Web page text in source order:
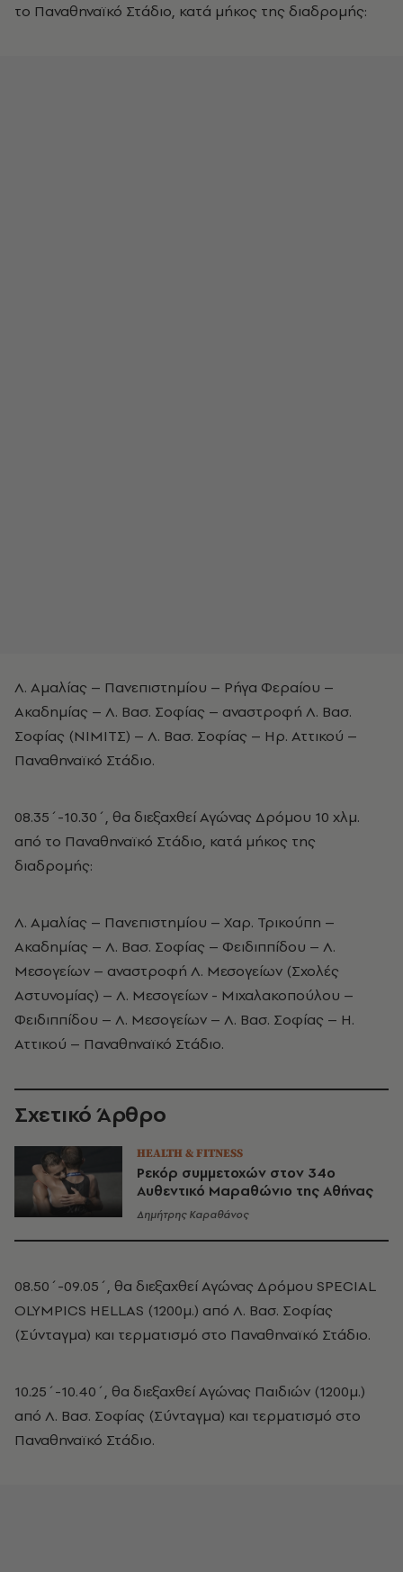
το Παναθηναϊκό Στάδιο, κατά μήκος της διαδρομής:
Λ. Αμαλίας – Πανεπιστημίου – Ρήγα Φεραίου –
Ακαδημίας – Λ. Βασ. Σοφίας – αναστροφή Λ. Βασ.
Σοφίας (ΝΙΜΙΤΣ) – Λ. Βασ. Σοφίας – Ηρ. Αττικού –
Παναθηναϊκό Στάδιο.
08.35΄-10.30΄, θα διεξαχθεί Αγώνας Δρόμου 10 χλμ.
από το Παναθηναϊκό Στάδιο, κατά μήκος της
διαδρομής:
Λ. Αμαλίας – Πανεπιστημίου – Χαρ. Τρικούπη –
Ακαδημίας – Λ. Βασ. Σοφίας – Φειδιππίδου – Λ.
Μεσογείων – αναστροφή Λ. Μεσογείων (Σχολές
Αστυνομίας) – Λ. Μεσογείων - Μιχαλακοπούλου –
Φειδιππίδου – Λ. Μεσογείων – Λ. Βασ. Σοφίας – Η.
Αττικού – Παναθηναϊκό Στάδιο.
Σχετικό Άρθρο
HEALTH & FITNESS
Ρεκόρ συμμετοχών στον 34o
Αυθεντικό Μαραθώνιο της Αθήνας
Δημήτρης Καραθάνος
08.50΄-09.05΄, θα διεξαχθεί Αγώνας Δρόμου SPECIAL
OLYMPICS HELLAS (1200μ.) από Λ. Βασ. Σοφίας
(Σύνταγμα) και τερματισμό στο Παναθηναϊκό Στάδιο.
10.25΄-10.40΄, θα διεξαχθεί Αγώνας Παιδιών (1200μ.)
από Λ. Βασ. Σοφίας (Σύνταγμα) και τερματισμό στο
Παναθηναϊκό Στάδιο.